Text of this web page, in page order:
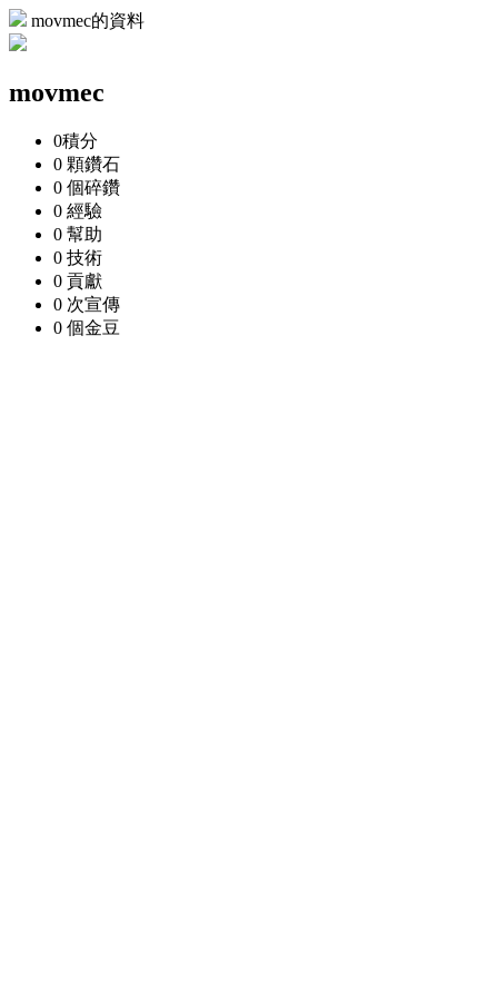
movmec的資料
movmec
0積分
0 顆鑽石
0 個碎鑽
0 經驗
0 幫助
0 技術
0 貢獻
0 次宣傳
0 個金豆